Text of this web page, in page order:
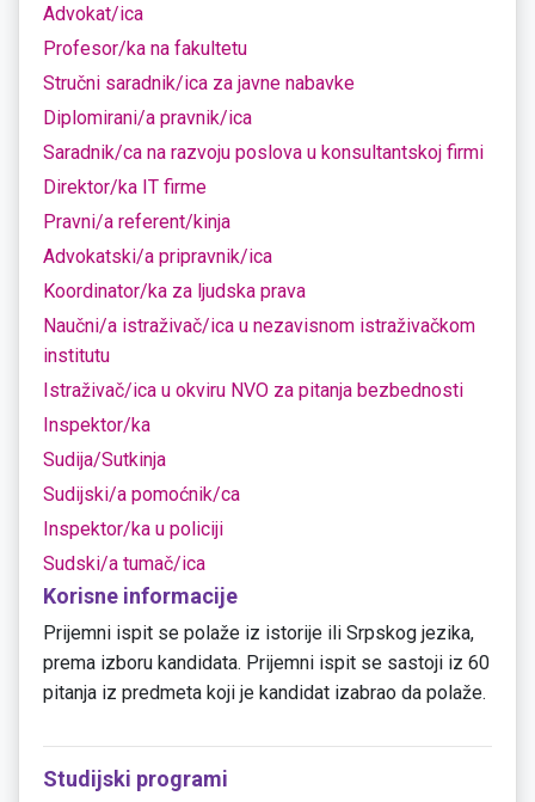
Advokat/ica
Profesor/ka na fakultetu
Stručni saradnik/ica za javne nabavke
Diplomirani/a pravnik/ica
Saradnik/ca na razvoju poslova u konsultantskoj firmi
Direktor/ka IT firme
Pravni/a referent/kinja
Advokatski/a pripravnik/ica
Koordinator/ka za ljudska prava
Naučni/a istraživač/ica u nezavisnom istraživačkom
institutu
Istraživač/ica u okviru NVO za pitanja bezbednosti
Inspektor/ka
Sudija/Sutkinja
Sudijski/a pomoćnik/ca
Inspektor/ka u policiji
Sudski/a tumač/ica
Korisne informacije
Prijemni ispit se polaže iz istorije ili Srpskog jezika,
prema izboru kandidata. Prijemni ispit se sastoji iz 60
pitanja iz predmeta koji je kandidat izabrao da polaže.
Studijski programi